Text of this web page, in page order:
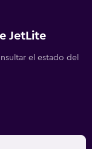
JetLite
el estado del